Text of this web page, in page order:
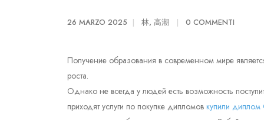
26 MARZO 2025 林, 高潮 0 COMMENTI
Получение образования в современном мире
роста.
Однако не всегда у людей есть возможность
приходят услуги по покупке дипломов купили